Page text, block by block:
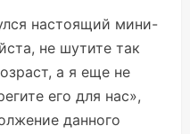
настоящий мини-
не шутите так
а я еще не
его для нас»,
данного